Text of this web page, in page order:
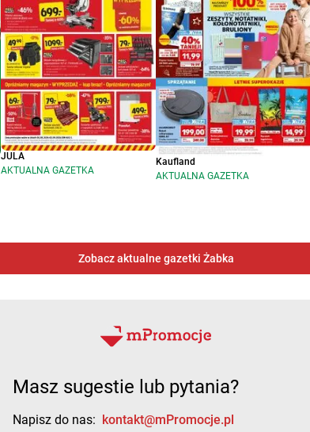
JULA
AKTUALNA GAZETKA
Kaufland
AKTUALNA GAZETKA
Zobacz aktualne gazetki Żabka
Masz sugestie lub pytania?
Napisz do nas: kontakt@mPromocje.pl